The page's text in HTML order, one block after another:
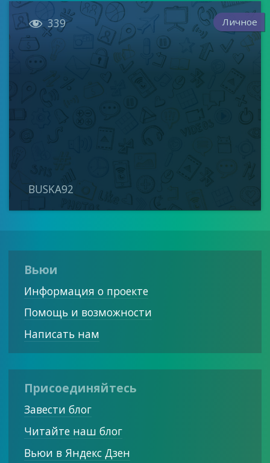
 339 Личное
BUSKA92
Вьюи
Информация о проекте
Помощь и возможности
Написать нам
Присоединяйтесь
Завести блог
Читайте наш блог
Вьюи в Яндекс Дзен